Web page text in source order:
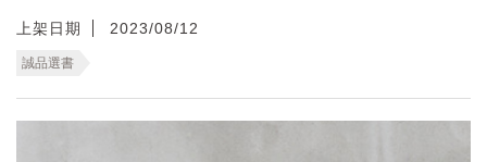
上架日期 2023/08/12
誠品選書